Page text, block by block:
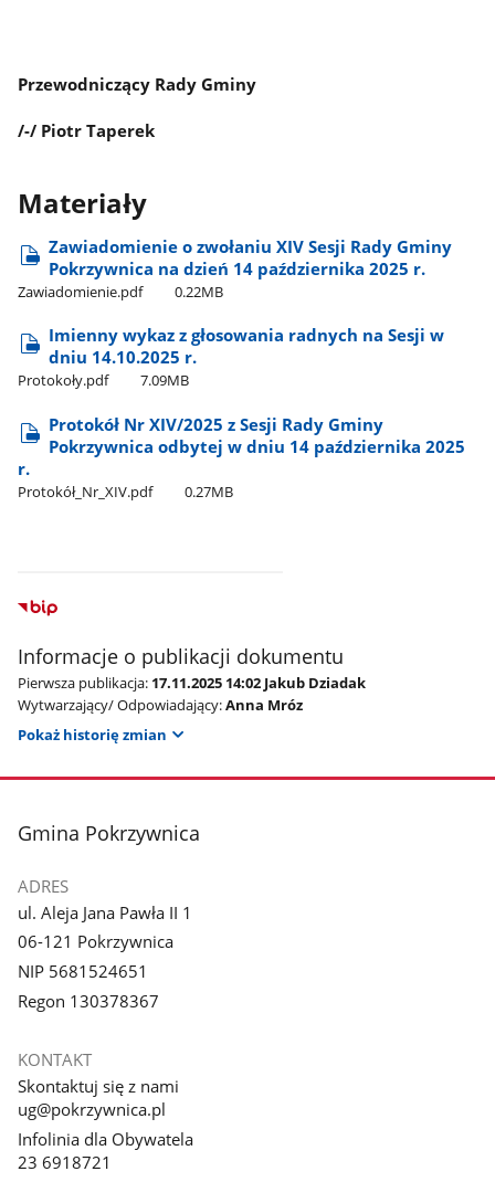
Przewodniczący Rady Gminy
/-/ Piotr Taperek
Materiały
Zawiadomienie o zwołaniu XIV Sesji Rady Gminy
Pokrzywnica na dzień 14 października 2025 r.
Zawiadomienie.pdf 0.22MB
Imienny wykaz z głosowania radnych na Sesji w
dniu 14.10.2025 r.
Protokoły.pdf 7.09MB
Protokół Nr XIV/2025 z Sesji Rady Gminy
Pokrzywnica odbytej w dniu 14 października 2025
r.
Protokół​_Nr​_XIV.pdf 0.27MB
Informacje o publikacji dokumentu
Pierwsza publikacja: 17.11.2025 14:02 Jakub Dziadak
Wytwarzający/ Odpowiadający:Anna Mróz
Pokaż historię zmian
stopka
Gmina Pokrzywnica
ADRES
ul. Aleja Jana Pawła II 1
06-121 Pokrzywnica
NIP 5681524651
Regon 130378367
KONTAKT
Skontaktuj się z nami
ug@pokrzywnica.pl
Infolinia dla Obywatela
23 6918721